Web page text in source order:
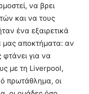
να βρει
και να τους
ένα εξαιρετικά
μας αποκτήματα: αν
φτάνει για να
με τη Liverpool,
πρωτάθλημα, οι